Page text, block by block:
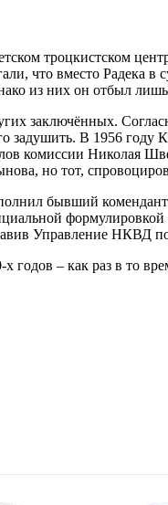
троцкистском
что вместо Радека
из них он отбыл
заключённых.
В 1956 году
комиссии Николая
но тот,
бывший
Управление НКВД
– как раз в то